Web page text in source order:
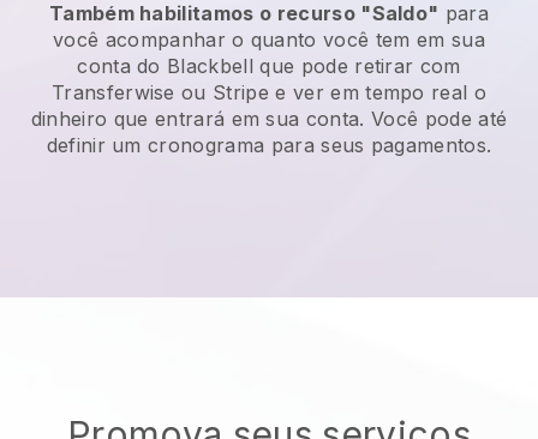
Também habilitamos o recurso "Saldo" para
você acompanhar o quanto você tem em sua
conta do Blackbell que pode retirar com
Transferwise ou Stripe e ver em tempo real o
dinheiro que entrará em sua conta. Você pode até
definir um cronograma para seus pagamentos.